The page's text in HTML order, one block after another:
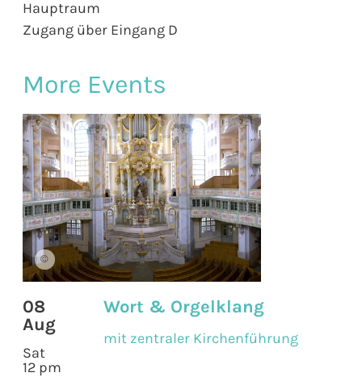
Hauptraum
Zugang über Eingang D
More Events
©
08
Aug
Sat
12 pm
Wort & Orgelklang
mit zentraler Kirchenführung